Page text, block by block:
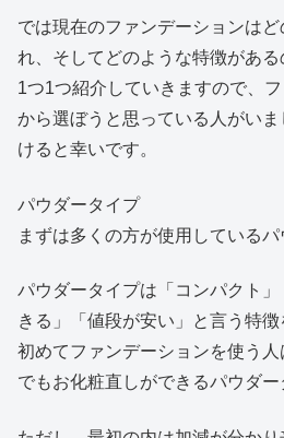
では現在のファンデーションは
れ、そしてどのような特徴がある
1つ1つ紹介していきますので、
から選ぼうと思っている人がい
けると幸いです。
パウダータイプ
まずは多くの方が使用しているパ
パウダータイプは「コンパクト
きる」「値段が安い」と言う特徴
初めてファンデーションを使う
でもお化粧直しができるパウダー